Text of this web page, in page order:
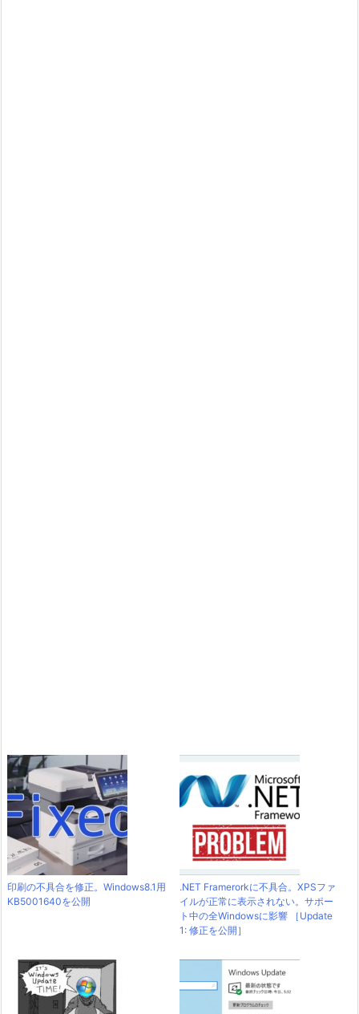
印刷の不具合を修正。Windows8.1用
KB5001640を公開
.NET Framerorkに不具合。XPSファ
イルが正常に表示されない。サポー
ト中の全Windowsに影響 ［Update
1: 修正を公開］